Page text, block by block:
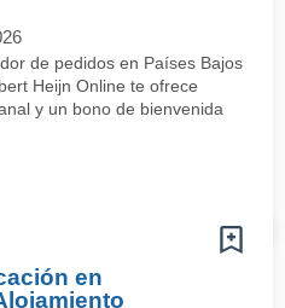
de pedidos en Países Bajos
Heijn Online te ofrece
y un bono de bienvenida
en